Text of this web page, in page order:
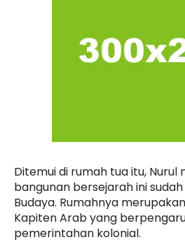
Ditemui di rumah tua itu, Nurul
bangunan bersejarah ini
Budaya. Rumahnya
Kapiten Arab yang
pemerintahan kolonial.